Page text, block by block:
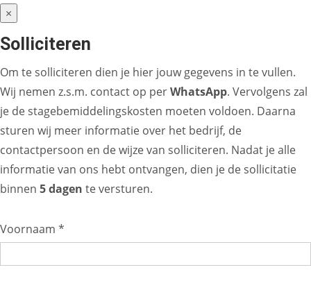
×
Solliciteren
Om te solliciteren dien je hier jouw gegevens in te vullen.
Wij nemen z.s.m. contact op perWhatsApp. Vervolgens zal
je de stagebemiddelingskosten moeten voldoen. Daarna
sturen wij meer informatie over het bedrijf, de
contactpersoon en de wijze van solliciteren. Nadat je alle
informatie van ons hebt ontvangen, dien je de sollicitatie
binnen 5 dagen te versturen.
Voornaam *